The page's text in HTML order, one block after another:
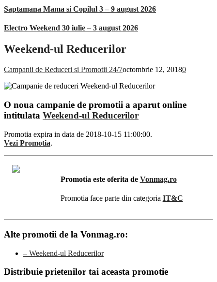
Saptamana Mama si Copilul 3 – 9 august 2026
Electro Weekend 30 iulie – 3 august 2026
Weekend-ul Reducerilor
Campanii de Reduceri si Promotii 24/7octombrie 12, 20180
O noua campanie de promotii a aparut online
intitulata Weekend-ul Reducerilor
Promotia expira in data de 2018-10-15 11:00:00.
Vezi Promotia.
Promotia este oferita de Vonmag.ro
Promotia face parte din categoria IT&C
Alte promotii de la Vonmag.ro:
– Weekend-ul Reducerilor
Distribuie prietenilor tai aceasta promotie